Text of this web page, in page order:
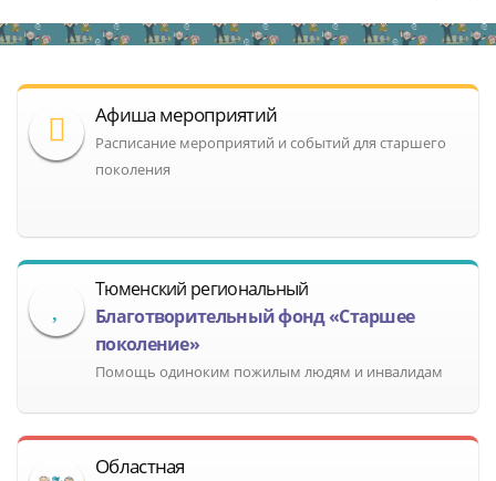
Афиша мероприятий
Расписание мероприятий и событий для старшего
поколения
Тюменский региональный
Благотворительный фонд «Старшее
поколение»
Помощь одиноким пожилым людям и инвалидам
Областная